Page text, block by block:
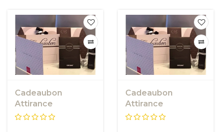
Cadeaubon
Attirance
Cadeaubon
Attirance